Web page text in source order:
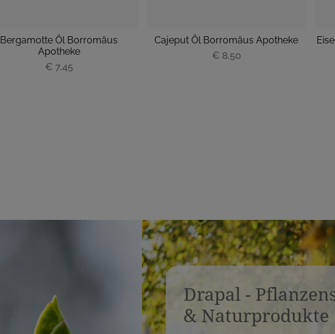
Bergamotte Öl Borromäus
Apotheke
€ 7,45
Cajeput Öl Borromäus Apotheke
€ 8,50
P
r
Drapal -
& Naturprodukte